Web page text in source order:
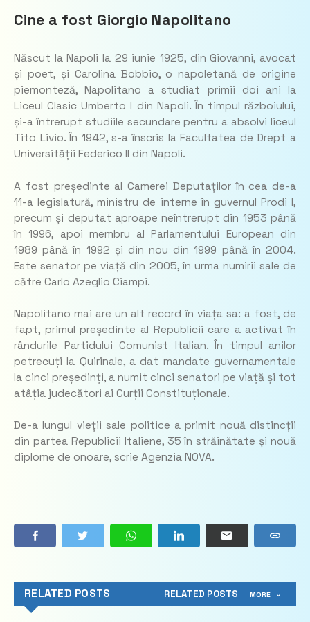
Cine a fost Giorgio Napolitano
Născut la Napoli la 29 iunie 1925, din Giovanni, avocat
și poet, și Carolina Bobbio, o napoletană de origine
piemonteză, Napolitano a studiat primii doi ani la
Liceul Clasic Umberto I din Napoli. În timpul războiului,
și-a întrerupt studiile secundare pentru a absolvi liceul
Tito Livio. În 1942, s-a înscris la Facultatea de Drept a
Universității Federico II din Napoli.
A fost președinte al Camerei Deputaților în cea de-a
11-a legislatură, ministru de interne în guvernul Prodi I,
precum și deputat aproape neîntrerupt din 1953 până
în 1996, apoi membru al Parlamentului European din
1989 până în 1992 și din nou din 1999 până în 2004.
Este senator pe viață din 2005, în urma numirii sale de
către Carlo Azeglio Ciampi.
Napolitano mai are un alt record în viața sa: a fost, de
fapt, primul președinte al Republicii care a activat în
rândurile Partidului Comunist Italian. În timpul anilor
petrecuți la Quirinale, a dat mandate guvernamentale
la cinci președinți, a numit cinci senatori pe viață și tot
atâția judecători ai Curții Constituționale.
De-a lungul vieții sale politice a primit nouă distincții
din partea Republicii Italiene, 35 în străinătate și nouă
diplome de onoare, scrie Agenzia NOVA.
RELATED POSTS RELATED POSTS MORE